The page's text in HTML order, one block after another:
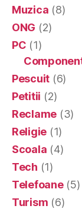
Muzica (8)
ONG (2)
PC (1)
Pescuit (6)
Petitii (2)
Reclame (3)
Religie (1)
Scoala (4)
Tech (1)
Telefoane(5)
Turism (6)